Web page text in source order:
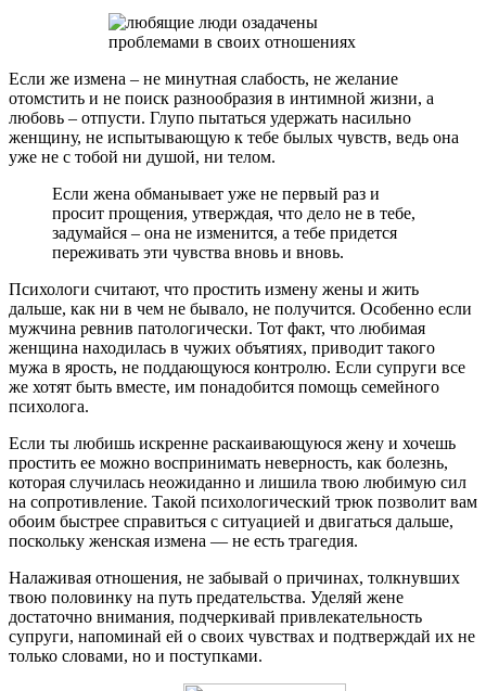
Если же измена – не минутная слабость, не желание
отомстить и не поиск разнообразия в интимной жизни, а
любовь – отпусти. Глупо пытаться удержать насильно
женщину, не испытывающую к тебе былых чувств, ведь она
уже не с тобой ни душой, ни телом.
Если жена обманывает уже не первый раз и
просит прощения, утверждая, что дело не в тебе,
задумайся – она не изменится, а тебе придется
переживать эти чувства вновь и вновь.
Психологи считают, что простить измену жены и жить
дальше, как ни в чем не бывало, не получится. Особенно если
мужчина ревнив патологически. Тот факт, что любимая
женщина находилась в чужих объятиях, приводит такого
мужа в ярость, не поддающуюся контролю. Если супруги все
же хотят быть вместе, им понадобится помощь семейного
психолога.
Если ты любишь искренне раскаивающуюся жену и хочешь
простить ее можно воспринимать неверность, как болезнь,
которая случилась неожиданно и лишила твою любимую сил
на сопротивление. Такой психологический трюк позволит вам
обоим быстрее справиться с ситуацией и двигаться дальше,
поскольку женская измена — не есть трагедия.
Налаживая отношения, не забывай о причинах, толкнувших
твою половинку на путь предательства. Уделяй жене
достаточно внимания, подчеркивай привлекательность
супруги, напоминай ей о своих чувствах и подтверждай их не
только словами, но и поступками.